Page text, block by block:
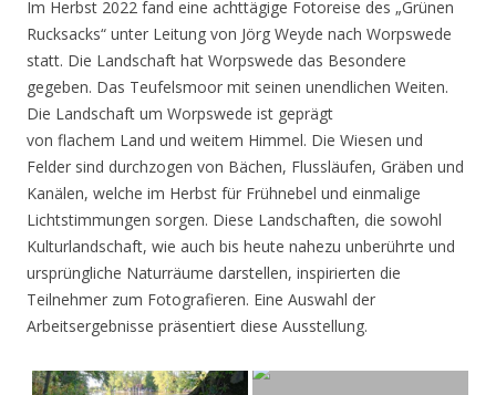
Im Herbst 2022 fand eine achttägige Fotoreise des „Grünen
Rucksacks“ unter Leitung von Jörg Weyde nach Worpswede
statt. Die Landschaft hat Worpswede das Besondere
gegeben. Das Teufelsmoor mit seinen unendlichen Weiten.
Die Landschaft um Worpswede ist geprägt
von flachem Land und weitem Himmel. Die Wiesen und
Felder sind durchzogen von Bächen, Flussläufen, Gräben und
Kanälen, welche im Herbst für Frühnebel und einmalige
Lichtstimmungen sorgen. Diese Landschaften, die sowohl
Kulturlandschaft, wie auch bis heute nahezu unberührte und
ursprüngliche Naturräume darstellen, inspirierten die
Teilnehmer zum Fotografieren. Eine Auswahl der
Arbeitsergebnisse präsentiert diese Ausstellung.